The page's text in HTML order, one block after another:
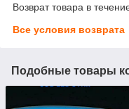
Возврат товара в
Все условия возврата
Подобные товары